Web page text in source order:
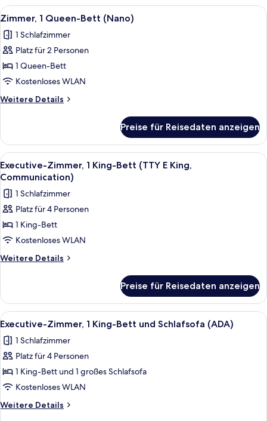
Queen-
Bett
Alle
Fotos
für
Zimmer,
1
Queen-
Bett
(Nano)
Ein Hotelzimmer mit einem großen
6
Zimmer, 1 Queen-Bett (Nano)
1 Schlafzimmer
Platz für 2 Personen
1 Queen-Bett
Kostenloses WLAN
Weitere Details
Weitere
1
Queen-
Bett
(Nano)
Preise für Reisedaten anzeigen
Alle
Fotos
für
Executive-
Zimmer,
1 King-
Bett
(TTY
Communication)
anzeigen
Ein Hotelzimmer mit einem großen
8
Executive-Zimmer, 1 King-Bett (TTY E King,
Communication)
1 Schlafzimmer
Platz für 4 Personen
1 King-Bett
Kostenloses WLAN
Weitere Details
Weitere
Zimmer,
1 King-
Bett
King,
Preise für Reisedaten anzeigen
Alle
Fotos
für
Executive-
Zimmer,
1 King-
Bett
und
Ein Hotelzimmer mit einem großen
8
Executive-Zimmer, 1 King-Bett und Schlafsofa (ADA)
1 Schlafzimmer
Platz für 4 Personen
1 King-Bett und 1 großes Schlafsofa
Kostenloses WLAN
Weitere Details
Weitere